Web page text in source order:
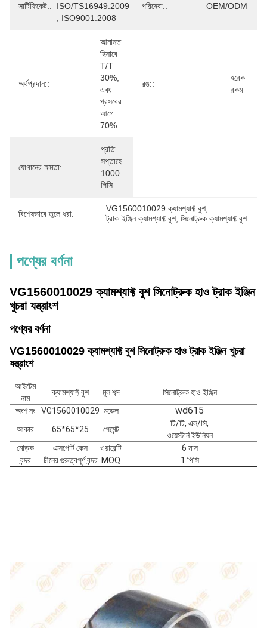
সার্টিফিকেট::
ISO/TS16949:2009
, ISO9001:2008
পরিষেবা:: OEM/ODM
অর্থপ্রদান::
আমানত
হিসাবে
T/T
30%,
এবং
প্রসবের
আগে
70%
রঙ::
হরেক
রকম
যোগানের ক্ষমতা:
প্রতি
সপ্তাহে
1000
পিসি
বিশেষভাবে তুলে ধরা:
VG1560010029 ক্যামশ্যাফ্ট বুশ,
ট্রাক ইঞ্জিন ক্যামশ্যাফ্ট বুশ, সিনোট্রুক ক্যামশ্যাফ্ট বুশ
পণ্যের বর্ণনা
VG1560010029 ক্যামশ্যাফ্ট বুশ সিনোট্রুক হাও ট্রাক ইঞ্জিন
খুচরা যন্ত্রাংশ
পণ্যের বর্ণনা
VG1560010029 ক্যামশ্যাফ্ট বুশ সিনোট্রুক হাও ট্রাক ইঞ্জিন খুচরা
যন্ত্রাংশ
আইটেম
নাম
ক্যামশ্যাফ্ট বুশ মূল শব্দ
সিনোট্রুক হাও ইঞ্জিন
অংশ নং
VG1560010029 মডেল wd615
আকার 65*65*25 পেমেন্ট
টি/টি, এল/সি,
ওয়েস্টার্ন ইউনিয়ন
মোড়ক
এক্সপোর্ট কেস ওয়ারেন্টি
6 মাস
বন্দর
চীনের গুরুত্বপূর্ণ বন্দর MOQ 1 পিসি